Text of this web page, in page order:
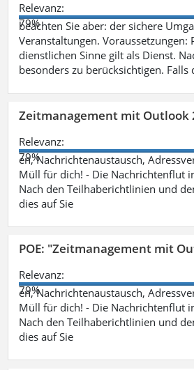
Relevanz:
79%
beachten Sie aber: der sichere
Veranstaltungen.
dienstlichen Sinne gilt als Dienst.
besonders zu berücksichtigen. Falls
Zeitmanagement mit Outlook
Relevanz:
79%
en, Nachrichtenaustausch,
Müll für dich! - Die Nachrichtenflut
Nach den Teilhaberichtlinien und
dies auf Sie
POE: "Zeitmanagement mit
Relevanz:
79%
en, Nachrichtenaustausch,
Müll für dich! - Die Nachrichtenflut
Nach den Teilhaberichtlinien und
dies auf Sie